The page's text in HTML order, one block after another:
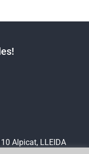
Alpicat, LLEIDA